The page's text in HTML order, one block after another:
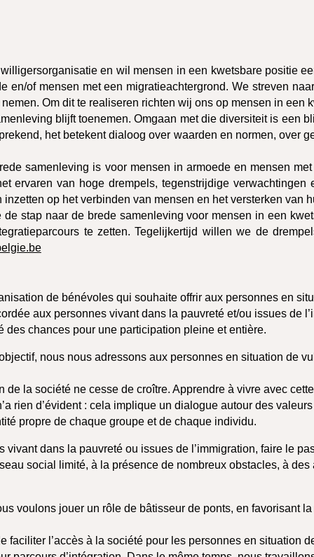
en wil mensen in een kwetsbare positie
en/of mensen met een migratieachtergrond. We streven
Om dit te realiseren richten wij ons op mensen in
blijft toenemen. Omgaan met die diversiteit is een
het betekent dialoog over waarden en normen,
samenleving is voor mensen in armoede en mensen
ervaren van hoge drempels, tegenstrijdige
inzetten op het verbinden van mensen en het versterken van
stap naar de brede samenleving voor mensen in een
te zetten. Tegelijkertijd willen we de
de bénévoles qui souhaite offrir aux personnes en
aux personnes vivant dans la pauvreté et/ou issues de
des chances pour une participation pleine et entière.
nous nous adressons aux personnes en situation de
de la société ne cesse de croître. Apprendre à vivre avec
rien d’évident : cela implique un dialogue autour des
propre de chaque groupe et de chaque individu.
vivant dans la pauvreté ou issues de l’immigration, faire le
social limité, à la présence de nombreux obstacles, à
voulons jouer un rôle de bâtisseur de ponts, en favorisant
faciliter l’accès à la société pour les personnes en